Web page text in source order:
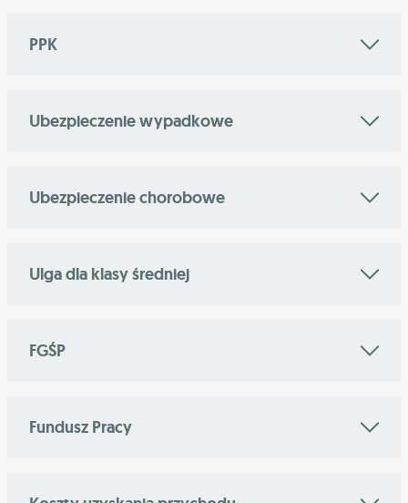
PPK
Ubezpieczenie wypadkowe
Ubezpieczenie chorobowe
Ulga dla klasy średniej
FGŚP
Fundusz Pracy